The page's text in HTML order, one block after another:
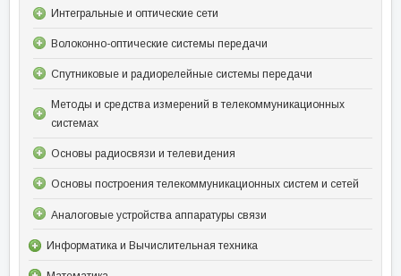
Интегральные и оптические сети
Волоконно-оптические системы передачи
Спутниковые и радиорелейные системы передачи
Методы и средства измерений в телекоммуникационных
системах
Основы радиосвязи и телевидения
Основы построения телекоммуникационных систем и сетей
Аналоговые устройства аппаратуры связи
Информатика и Вычислительная техника